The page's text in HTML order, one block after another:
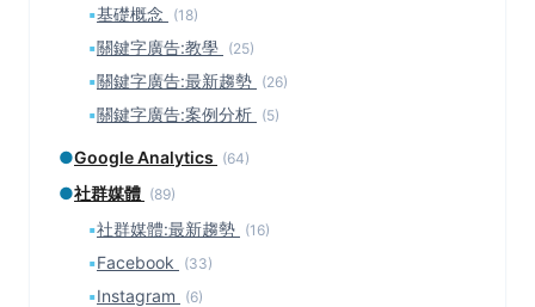
▪基礎概念 (18)
▪關鍵字廣告:教學 (25)
▪關鍵字廣告:最新趨勢 (26)
▪關鍵字廣告:案例分析 (5)
●Google Analytics (64)
●社群媒體 (89)
▪社群媒體:最新趨勢 (16)
▪Facebook (33)
▪Instagram (6)